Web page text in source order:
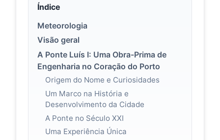
do Porto. Pela sua
ferro (última foto da para
ver claramente), vista de
longe, a ponte é um dos
grandes símbolos da
cidade. Inaugurado em
1886, o projeto de
Teophile Seyrig
(discípulo de Gustav
tem dois tabuleiros por
onde circulam carros,
trens e pedestres. Na
parte inferior, se está
mais próximo do Douro e
Índice
Meteorologia
Visão geral
A Ponte Luís I: Uma Obra-Prima de
Engenharia no Coração do Porto
Origem do Nome e Curiosidades
Um Marco na História e
Desenvolvimento da Cidade
A Ponte no Século XXI
Uma Experiência Única